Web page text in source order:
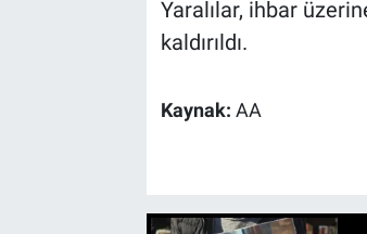
Yaralılar, ihbar
kaldırıldı.
Kaynak: AA